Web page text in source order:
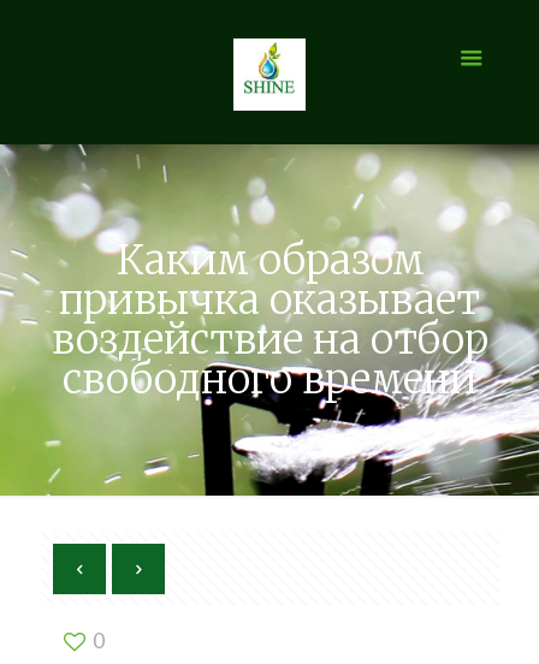
Каким образом
привычка оказывает
воздействие на отбор
свободного времени
0